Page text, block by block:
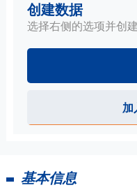
详情+
最
尺
深
创建数据
选择右侧的选项并创
加
基本信息